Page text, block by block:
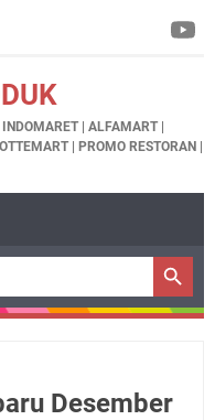
| ALFAMART |
| PROMO RESTORAN |
Desember